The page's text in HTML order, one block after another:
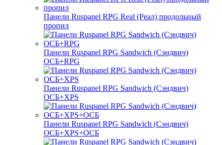
Панели Ruspanel RPG Real (Реал) продольный
пропил
Панели Ruspanel RPG Sandwich (Сэндвич)
ОСБ+RPG
Панели Ruspanel RPG Sandwich (Сэндвич)
ОСБ+XPS
Панели Ruspanel RPG Sandwich (Сэндвич)
ОСБ+XPS+ОСБ